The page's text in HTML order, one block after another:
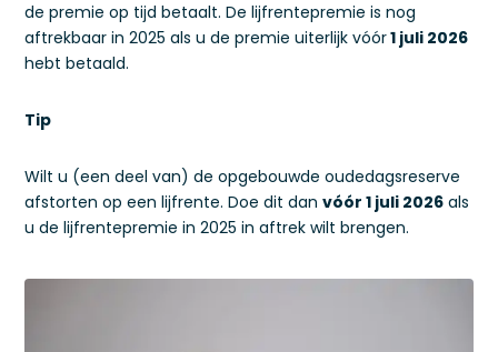
de premie op tijd betaalt. De lijfrentepremie is nog
aftrekbaar in 2025 als u de premie uiterlijk vóór1 juli 2026
hebt betaald.
Tip
Wilt u (een deel van) de opgebouwde oudedagsreserve
afstorten op een lijfrente. Doe dit danvóór 1 juli 2026 als
u de lijfrentepremie in 2025 in aftrek wilt brengen.